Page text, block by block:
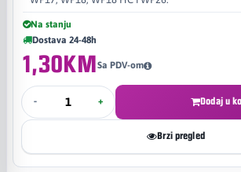
Na stanju
Dostava 24-48h
1,30KMSa PDV-om
- + Dodaj u
Brzi pregled